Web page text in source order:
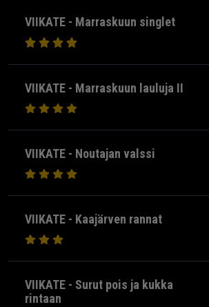
VIIKATE - Marraskuun singlet
VIIKATE - Marraskuun lauluja II
VIIKATE - Noutajan valssi
VIIKATE - Kaajärven rannat
VIIKATE - Surut pois ja kukka
rintaan